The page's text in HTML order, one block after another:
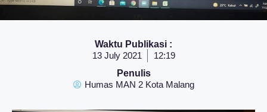
Waktu Publikasi :
13 July 2021
12:19
Penulis
Humas MAN 2 Kota Malang